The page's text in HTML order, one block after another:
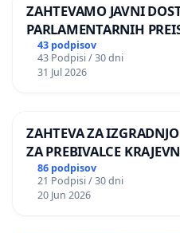
ZAHTEVAMO JAVNI
PARLAMENTARNIH
ILEGALNI TRGOVINI Z
43 podpisov
43 Podpisi / 30 dni
31 Jul 2026
ZAHTEVA ZA
ZA PREBIVALCE
PRESTRANEK
86 podpisov
21 Podpisi / 30 dni
20 Jun 2026